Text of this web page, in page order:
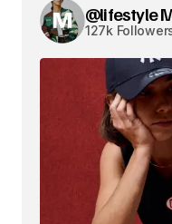
@lifestyle
127k